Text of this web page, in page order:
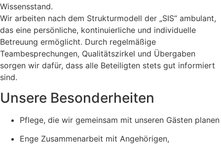
Wissensstand.
Wir arbeiten nach dem Strukturmodell der „SIS“ ambulant,
das eine persönliche, kontinuierliche und individuelle
Betreuung ermöglicht. Durch regelmäßige
Teambesprechungen, Qualitätszirkel und Übergaben
sorgen wir dafür, dass alle Beteiligten stets gut informiert
sind.
Unsere Besonderheiten
Pflege, die wir gemeinsam mit unseren Gästen planen
Enge Zusammenarbeit mit Angehörigen,